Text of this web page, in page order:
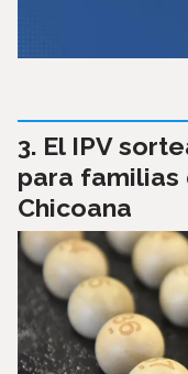
El IPV
para familias
Chicoana